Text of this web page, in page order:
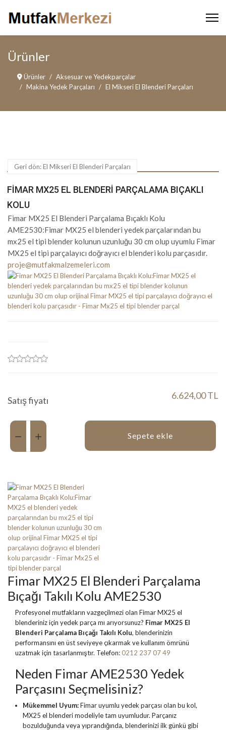
Ürünler
Ürünler
Aksesuar ve Yedekparçalar
Makina Yedek Parçaları
El Mikseri El Blenderi Parçaları
Geri dön: El Mikseri El Blenderi Parçaları
FIMAR MX25 EL BLENDERI PARÇALAMA BIÇAKLI
KOLU
Fimar MX25 El Blenderi Parçalama Bıçaklı Kolu
AME2530:Fimar MX25 el blenderi yedek parçalarından bu
mx25 el tipi blender kolunun uzunluğu 30 cm olup uyumlu Fimar
MX25 el tipi parçalayıcı doğrayıcı el blenderi kolu parçasıdır.
proje@mutfakmalzemeleri.com
Satış fiyatı 6.624,00 TL
Miktar:
Sepete ekle
Fimar MX25 El Blenderi Parçalama
Bıçağı Takılı Kolu AME2530
Profesyonel mutfakların vazgeçilmezi olan Fimar MX25 el
blenderiniz için yedek parça mı arıyorsunuz? Fimar MX25 El
Blenderi Parçalama Bıçağı Takılı Kolu, blenderinizin
performansını en üst seviyeye çıkarmak ve kullanım ömrünü
uzatmak için tasarlanmıştır. Telefon:0212 237 07 49
Neden Fimar AME2530 Yedek
Parçasını Seçmelisiniz?
Mükemmel Uyum:Fimar uyumlu yedek parçası olan bu kol,
MX25 el blenderi modeliyle tam uyumludur. Parçanız
bozulduğunda veya yıprandığında, blenderinizi ilk günkü gibi